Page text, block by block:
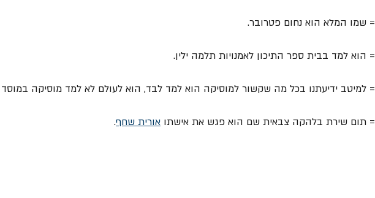
= שמו המלא הוא נחום פטרובר.
= הוא למד בבית ספר התיכון לאמנויות תלמה ילין.
= למיטב ידיעתנו בכל מה שקשור למוסיקה הוא למד לבד, הוא לעולם לא למד מוסיקה
= תום שירת בלהקה צבאית שם הוא פגש את אישתו אורית שחף.